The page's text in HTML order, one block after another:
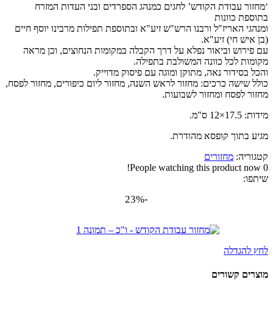
‘מחזור עבודת הקודש’ לחגים כמנהג הספרדים ובני העדות המזרח
בתוספת כוונות
ומנהגי האריז"ל ורבנו הרש"ש זיע"א ובתוספת תפילות מרבינו יוסף חיים
(בן איש חי) זיע"א.
עם פירוש וביאור נפלא על דרך הקבלה במקומות הנחוצים, וכן מראה
מקומות לכל כוונה המשולבת בתפילה.
והכל בסידור נאה, מתוקן ומוגה עם פיסוק מדוייק.
כולל שישה כרכים: מחזור לראש השנה, מחזור ליום כיפורים, מחזור לפסח,
מחזור לפסח ומחזור לשבועות.
מידות: 17.5×12 ס"מ.
מגיע בתוך קופסא מהודרת.
קטגוריה: מחזורים
0
People watching this product now!
שיתפו:
-23%
לחץ להגדלה
מוצרים קשורים